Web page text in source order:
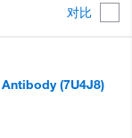
对比
(7U4J8)